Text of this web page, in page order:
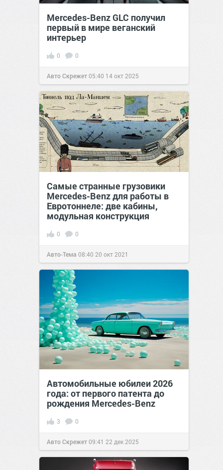
Mercedes-Benz GLC получил
первый в мире веганский
интерьер
0 0
Авто Скрежет05:40 14 окт 2025
Самые странные грузовики
Mercedes-Benz для работы в
Евротоннеле: две кабины,
модульная конструкция
0 0
Авто-Тема 08:40 20 окт 2021
Автомобильные юбилеи 2026
года: от первого патента до
рождения Mercedes-Benz
3 0
Авто Скрежет09:41 22 дек 2025